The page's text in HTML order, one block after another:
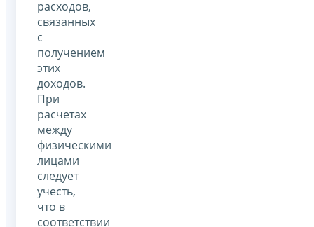
расходов,
связанных
с
получением
этих
доходов.
При
расчетах
между
физическими
лицами
следует
учесть,
что в
соответствии